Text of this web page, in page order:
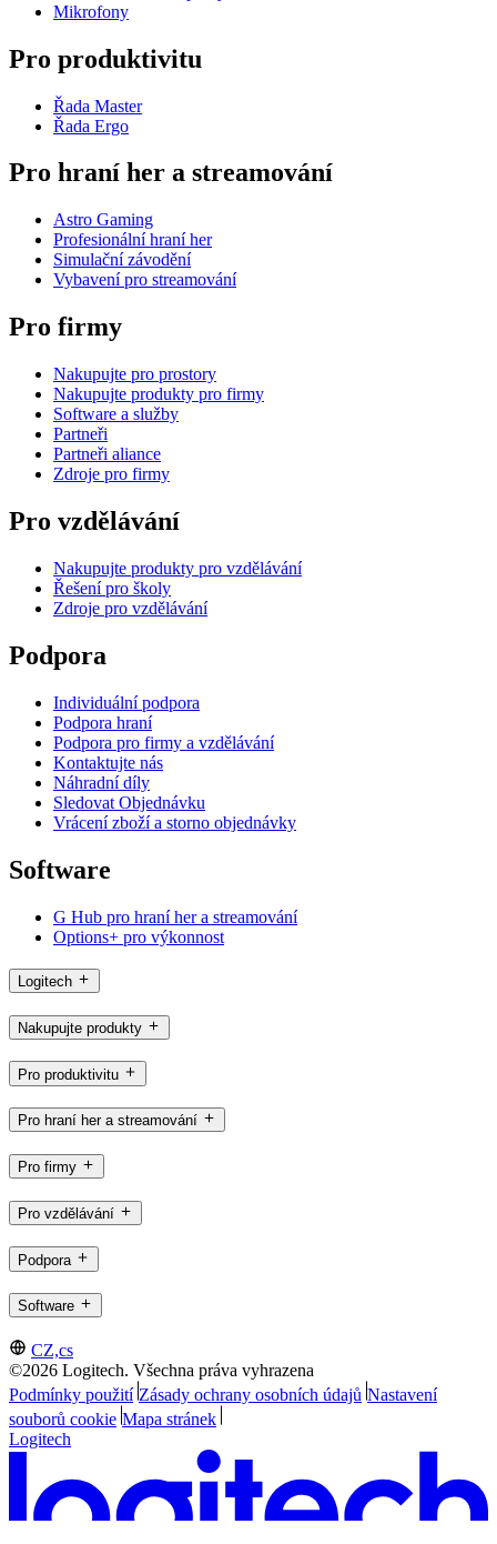
Mikrofony
Pro produktivitu
Řada Master
Řada Ergo
Pro hraní her a streamování
Astro Gaming
Profesionální hraní her
Simulační závodění
Vybavení pro streamování
Pro firmy
Nakupujte pro prostory
Nakupujte produkty pro firmy
Software a služby
Partneři
Partneři aliance
Zdroje pro firmy
Pro vzdělávání
Nakupujte produkty pro vzdělávání
Řešení pro školy
Zdroje pro vzdělávání
Podpora
Individuální podpora
Podpora hraní
Podpora pro firmy a vzdělávání
Kontaktujte nás
Náhradní díly
Sledovat Objednávku
Vrácení zboží a storno objednávky
Software
G Hub pro hraní her a streamování
Options+ pro výkonnost
Logitech
Nakupujte produkty
Pro produktivitu
Pro hraní her a streamování
Pro firmy
Pro vzdělávání
Podpora
Software
CZ,cs
©2026 Logitech. Všechna práva vyhrazena
Podmínky použití Zásady ochrany osobních údajů Nastavení
souborů cookie Mapa stránek
Logitech